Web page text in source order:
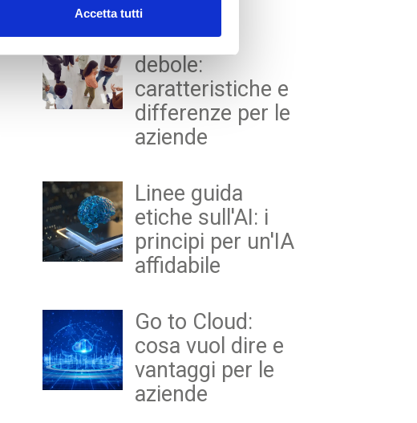
Accetta tutti
Last Tech Insight
AI forte e
debole:
caratteristiche e
differenze per le
aziende
Linee guida
etiche sull'AI: i
principi per un'IA
affidabile
Go to Cloud:
cosa vuol dire e
vantaggi per le
aziende